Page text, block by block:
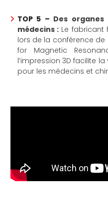
TOP 5 – Des
médecins : Le fabricant
lors de la conférence de
for Magnetic
l’impression 3D facilite
pour les médecins et